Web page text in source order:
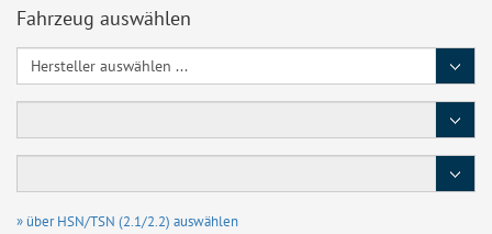
Fahrzeug auswählen
Hersteller
/
Motor
» über HSN/TSN (2.1/2.2) auswählen